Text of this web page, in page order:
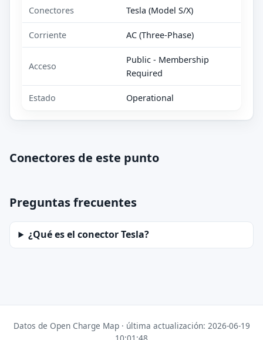
Conectores Tesla (Model S/X)
Corriente AC (Three-Phase)
Acceso
Public - Membership
Required
Estado Operational
Conectores de este punto
Preguntas frecuentes
¿Qué es el conector Tesla?
Datos de Open Charge Map · última actualización: 2026-06-19